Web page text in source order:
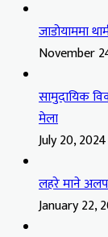
जाडोयाममा
November
सामुदायिक
मेला
July 20, 2024
लहरे माने
January 22,